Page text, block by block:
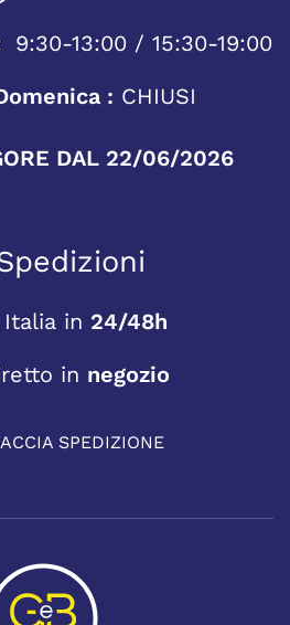
9:30-13:00 / 15:30-19:00
: CHIUSI
DAL 22/06/2026
in 24/48h
in negozio
SPEDIZIONE